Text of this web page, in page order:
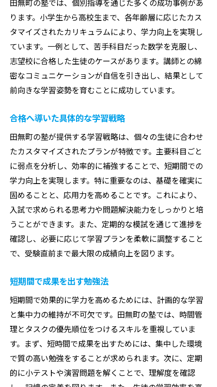
田無町の塾では、個別指導を通じた多くの成功事例があ
ります。小学生から高校生まで、各年齢層に応じたカス
タマイズされたカリキュラムにより、学力向上を実現し
ています。一例として、苦手科目だった数学を克服し、
志望校に合格した生徒のケースがあります。講師との綿
密なコミュニケーションが自信を引き出し、結果として
前向きな学習姿勢を育むことに成功しています。
合格へ導いた具体的な学習戦略
田無町の塾が提供する学習戦略は、個々の生徒に合わせ
たカスタマイズされたプランが特徴です。主要科目ごと
に弱点を分析し、効率的に補強することで、短期間での
学力向上を実現します。特に重要なのは、基礎を確実に
固めることと、応用力を高めることです。これにより、
入試で求められる思考力や問題解決能力をしっかりと培
うことができます。また、定期的な模試を通じて進捗を
確認し、必要に応じて学習プランを柔軟に調整すること
で、受験直前まで最大限の成績向上を図ります。
短期間で成果を出す勉強法
短期間で効果的に学力を高めるためには、計画的な学習
と集中力の維持が不可欠です。田無町の塾では、時間管
理とタスクの優先順位をつけるスキルを重視していま
す。まず、短時間で成果を出すためには、集中した環境
で質の高い勉強をすることが求められます。次に、定期
的に小テストや演習問題を解くことで、理解度を確認